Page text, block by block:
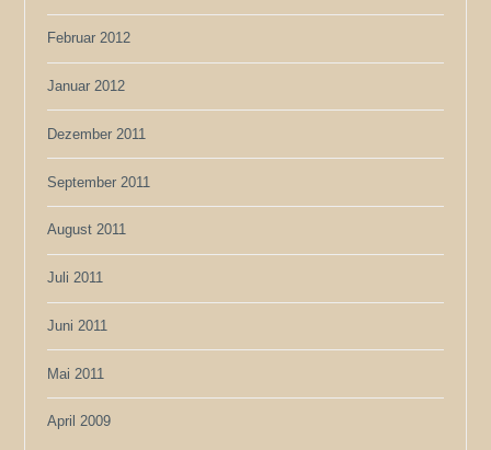
Februar 2012
Januar 2012
Dezember 2011
September 2011
August 2011
Juli 2011
Juni 2011
Mai 2011
April 2009